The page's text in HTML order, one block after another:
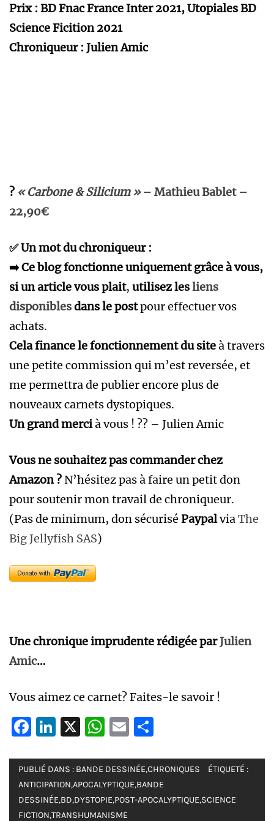
Prix : BD Fnac France Inter 2021, Utopiales BD
Science Ficition 2021
Chroniqueur : Julien Amic
? « Carbone & Silicium »– Mathieu Bablet –
22,90€
✅ Un mot du chroniqueur :
➡️ Ce blog fonctionne uniquement grâce à vous,
si un article vous plait, utilisez lesliens
disponiblesdans le postpour effectuer vos
achats.
Cela finance le fonctionnement du siteà travers
une petite commission qui m’est reversée, et
me permettra de publier encore plus de
nouveaux carnets dystopiques.
Un grand mercià vous ! ?? – Julien Amic
Vous ne souhaitez pas commander chez
Amazon ?N’hésitez pas à faire un petit don
pour soutenir mon travail de chroniqueur.
(Pas de minimum, don sécurisé Paypalvia The
Big Jellyfish SAS)
Une chronique imprudente rédigée parJulien
Amic…
Vous aimez ce carnet? Faites-le savoir !
Facebook
LinkedIn
X WhatsApp
Email
PUBLIÉ DANS : BANDE DESSINÉE,CHRONIQUES
ÉTIQUETÉ :
ANTICIPATION,APOCALYPTIQUE,BANDE
DESSINÉE,BD,DYSTOPIE,POST-APOCALYPTIQUE,SCIENCE
FICTION,TRANSHUMANISME